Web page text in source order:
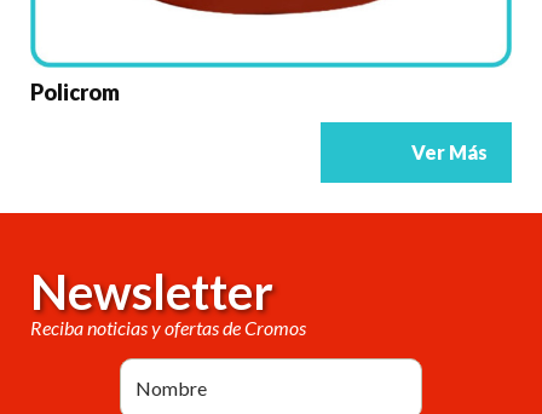
Policrom
Ver Más
Newsletter
Reciba noticias y ofertas de Cromos